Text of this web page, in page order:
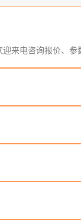
来电咨询报价、参